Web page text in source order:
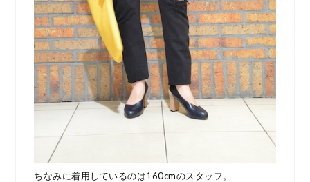
ちなみに着用しているのは160cmのスタッフ。